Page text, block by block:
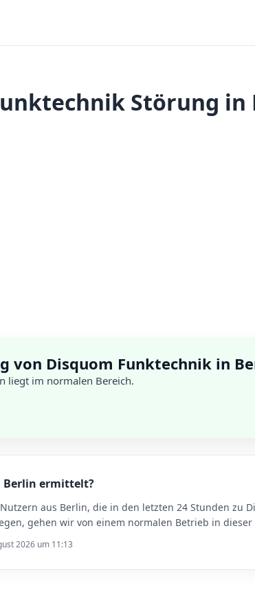
Störung in
von Disquom Funktechnik in
liegt im normalen Bereich.
Berlin ermittelt?
aus Berlin, die in den letzten 24 Stunden zu
gehen wir von einem normalen Betrieb in dieser
2026 um 11:13